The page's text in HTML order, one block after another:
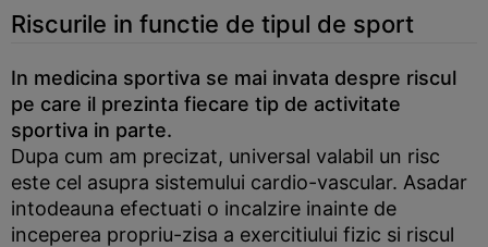
Riscurile in functie de tipul de sport
In medicina sportiva se mai invata despre riscul
pe care il prezinta fiecare tip de activitate
sportiva in parte.
Dupa cum am precizat, universal valabil un risc
este cel asupra sistemului cardio-vascular. Asadar
intodeauna efectuati o incalzire inainte de
inceperea propriu-zisa a exercitiului fizic si riscul